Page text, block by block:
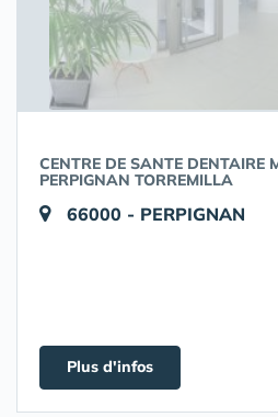
CENTRE DE SANTE DENTAIRE
PERPIGNAN TORREMILLA
66000 - PERPIGNAN
Plus d'infos